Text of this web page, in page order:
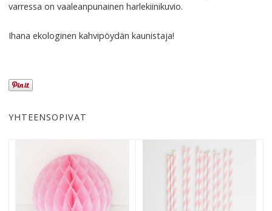
varressa on vaaleanpunainen harlekiinikuvio.
Ihana ekologinen kahvipöydän kaunistaja!
YHTEENSOPIVAT